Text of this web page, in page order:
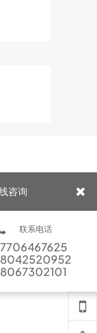
咨询
联系电话